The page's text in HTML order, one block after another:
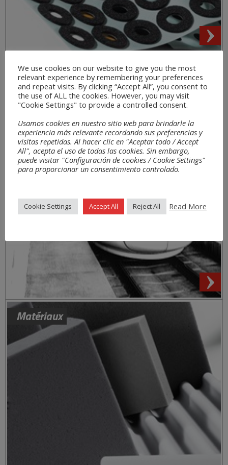
Secteurs
Matériaux
We use cookies on our website to give you the most
relevant experience by remembering your preferences
and repeat visits. By clicking “Accept All”, you consent to
the use of ALL the cookies. However, you may visit
"Cookie Settings" to provide a controlled consent.
Usamos cookies en nuestro sitio web para brindarle la
experiencia más relevante recordando sus preferencias y
visitas repetidas. Al hacer clic en "Aceptar todo / Accept
All", acepta el uso de todas las cookies. Sin embargo,
puede visitar "Configuración de cookies / Cookie Settings"
para proporcionar un consentimiento controlado.
Cookie Settings Accept All Reject All Read More